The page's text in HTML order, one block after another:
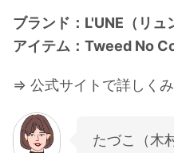
ブランド：L'UNE（リュ
アイテム：Tweed No
⇒ 公式サイトで詳しく
たづこ（木